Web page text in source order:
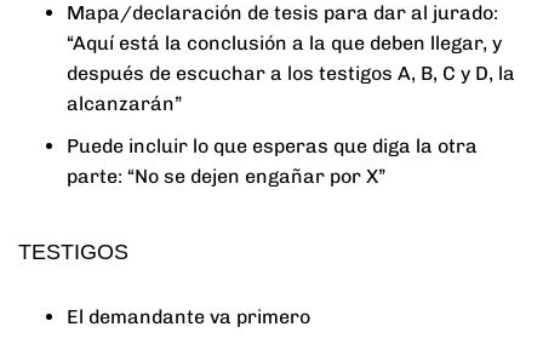
Mapa/declaración de tesis para dar al jurado:
“Aquí está la conclusión a la que deben llegar, y
después de escuchar a los testigos A, B, C y D, la
alcanzarán”
Puede incluir lo que esperas que diga la otra
parte: “No se dejen engañar por X”
TESTIGOS
El demandante va primero